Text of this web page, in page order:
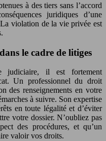
à des tiers sans l’accord
juridiques d’une
violation de la vie privée est
le cadre de litiges
judiciaire, il est fortement
Un professionnel du droit
des renseignements en votre
à suivre. Son expertise
en toute légalité et d’éviter
votre dossier. N’oubliez pas
des procédures, et qu’un
valoir vos droits.